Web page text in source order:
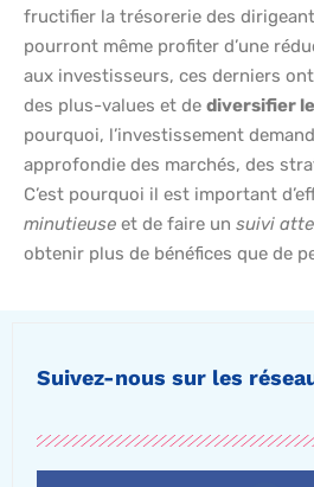
fructifier la trésorerie des
pourront même profiter d’une
aux investisseurs, ces derniers ont
des plus-values et de diversifier
pourquoi, l’investissement
approfondie des marchés, des
C’est pourquoi il est important
minutieuse et de faire un suivi
obtenir plus de bénéfices que de
Suivez-nous sur les